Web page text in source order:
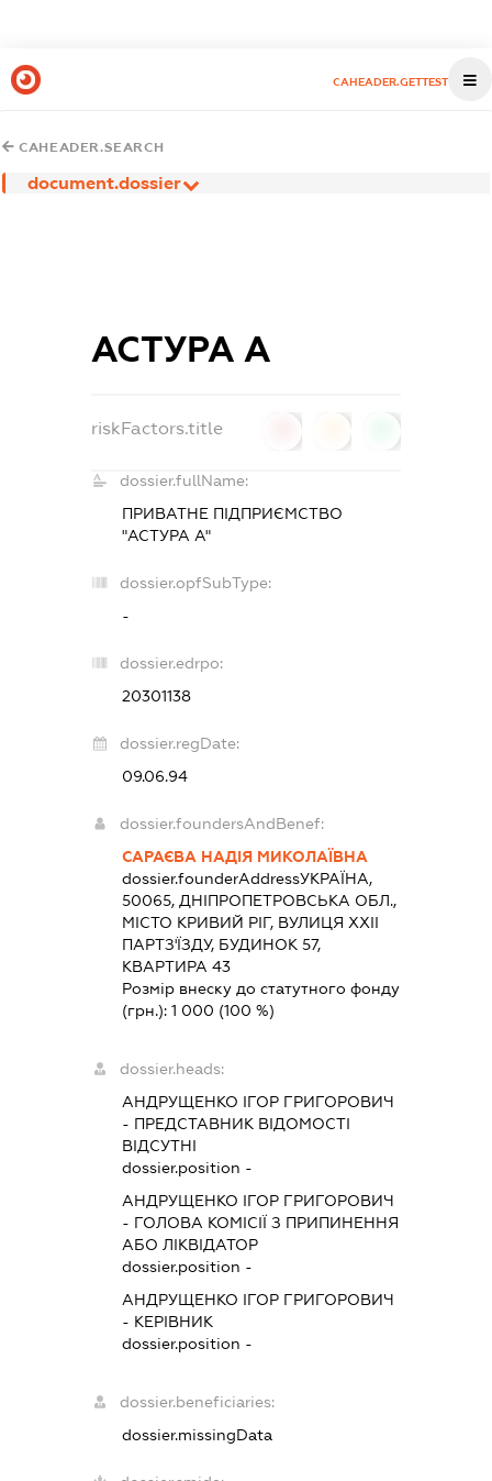
CAHEADER.GETTEST
CAHEADER.SEARCH
document.dossier
АСТУРА А
riskFactors.title
dossier.fullName:
ПРИВАТНЕ ПІДПРИЄМСТВО
"АСТУРА А"
dossier.opfSubType:
-
dossier.edrpo:
20301138
dossier.regDate:
09.06.94
dossier.foundersAndBenef:
САРАЄВА НАДІЯ МИКОЛАЇВНА
dossier.founderAddressУКРАЇНА,
50065, ДНІПРОПЕТРОВСЬКА ОБЛ.,
МІСТО КРИВИЙ РІГ, ВУЛИЦЯ ХХІІ
ПАРТЗ'ЇЗДУ, БУДИНОК 57,
КВАРТИРА 43
Розмір внеску до статутного фонду
(грн.): 1 000 (100 %)
dossier.heads:
АНДРУЩЕНКО ІГОР ГРИГОРОВИЧ
- ПРЕДСТАВНИК ВІДОМОСТІ
ВІДСУТНІ
dossier.position -
АНДРУЩЕНКО ІГОР ГРИГОРОВИЧ
- ГОЛОВА КОМІСІЇ З ПРИПИНЕННЯ
АБО ЛІКВІДАТОР
dossier.position -
АНДРУЩЕНКО ІГОР ГРИГОРОВИЧ
- КЕРІВНИК
dossier.position -
dossier.beneficiaries:
dossier.missingData